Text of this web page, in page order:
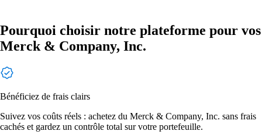
Pourquoi choisir notre plateforme pour vos
Merck & Company, Inc.
Bénéficiez de frais clairs
Suivez vos coûts réels : achetez du Merck & Company, Inc. sans frais
cachés et gardez un contrôle total sur votre portefeuille.